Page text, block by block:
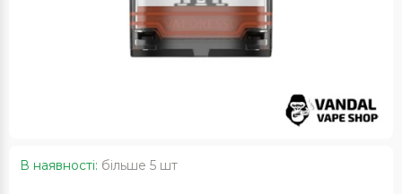
В наявності: більше 5 шт